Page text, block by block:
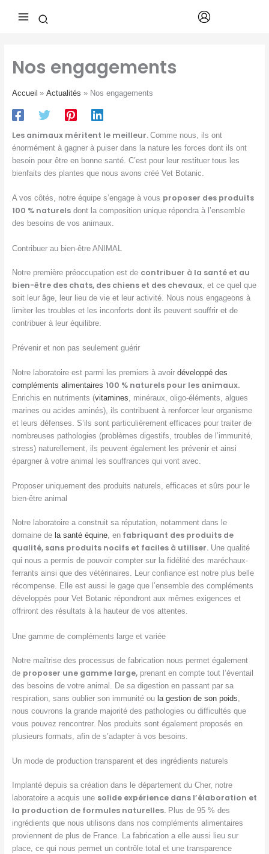
Nos engagements
Accueil Actualités Nos engagements
Les animaux méritent le meilleur. Comme nous, ils ont
énormément à gagner à puiser dans la nature les forces dont ils ont
besoin pour être en bonne santé. C’est pour leur restituer tous les
bienfaits des plantes que nous avons créé Vet Botanic.
A vos côtés, notre équipe s’engage à vous proposer des produits
100 % naturelsdont la composition unique répondra à l’ensemble
des besoins de vos animaux.
Contribuer au bien-être ANIMAL
Notre première préoccupation est de contribuer à la santé et au
bien-être des chats, des chiens et des chevaux, et ce quel que
soit leur âge, leur lieu de vie et leur activité. Nous nous engageons à
limiter les troubles et les inconforts dont ils peuvent souffrir et de
contribuer à leur équilibre.
Prévenir et non pas seulement guérir
Notre laboratoire est parmi les premiers à avoir développé des
compléments alimentaires 100 % naturels pour les animaux.
Enrichis en nutriments (vitamines , minéraux, oligo-éléments, algues
marines ou acides aminés), ils contribuent à renforcer leur organisme
et leurs défenses. S’ils sont particulièrement efficaces pour traiter de
nombreuses pathologies (problèmes digestifs, troubles de l’immunité,
stress) naturellement, ils peuvent également les prévenir et ainsi
épargner à votre animal les souffrances qui vont avec.
Proposer uniquement des produits naturels, efficaces et sûrs pour le
bien-être animal
Notre laboratoire a construit sa réputation, notamment dans le
domaine de la santé équine, enfabriquant des produits de
qualité, sans produits nocifs et faciles à utiliser.Une qualité
qui nous a permis de pouvoir compter sur la fidélité des maréchaux-
ferrants ainsi que des vétérinaires. Leur confiance est notre plus belle
récompense. Elle est aussi le gage que l’ensemble des compléments
développés pour Vet Botanic répondront aux mêmes exigences et
offriront des résultats à la hauteur de vos attentes.
Une gamme de compléments large et variée
Notre maîtrise des processus de fabrication nous permet également
de proposer une gamme large,prenant en compte tout l’éventail
des besoins de votre animal. De sa digestion en passant par sa
respiration, sans oublier son immunité ou la gestion de son poids
nous couvrons la grande majorité des pathologies ou difficultés que
vous pouvez rencontrer. Nos produits sont également proposés en
plusieurs formats, afin de s’adapter à vos besoins.
Un mode de production transparent et des ingrédients naturels
Implanté depuis sa création dans le département du Cher, notre
laboratoire a acquis une solide expérience dans l’élaboration et
la production de formules naturelles.Plus de 95 % des
ingrédients que nous utilisons dans nos compléments alimentaires
proviennent de plus de France. La fabrication a elle aussi lieu sur
place, ce qui nous permet un contrôle total et une transparence